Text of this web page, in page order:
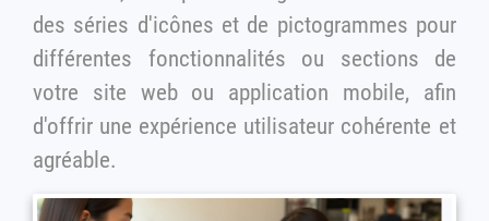
des séries d'icônes et de pictogrammes pour
différentes fonctionnalités ou sections de
votre site web ou application mobile, afin
d'offrir une expérience utilisateur cohérente et
agréable.